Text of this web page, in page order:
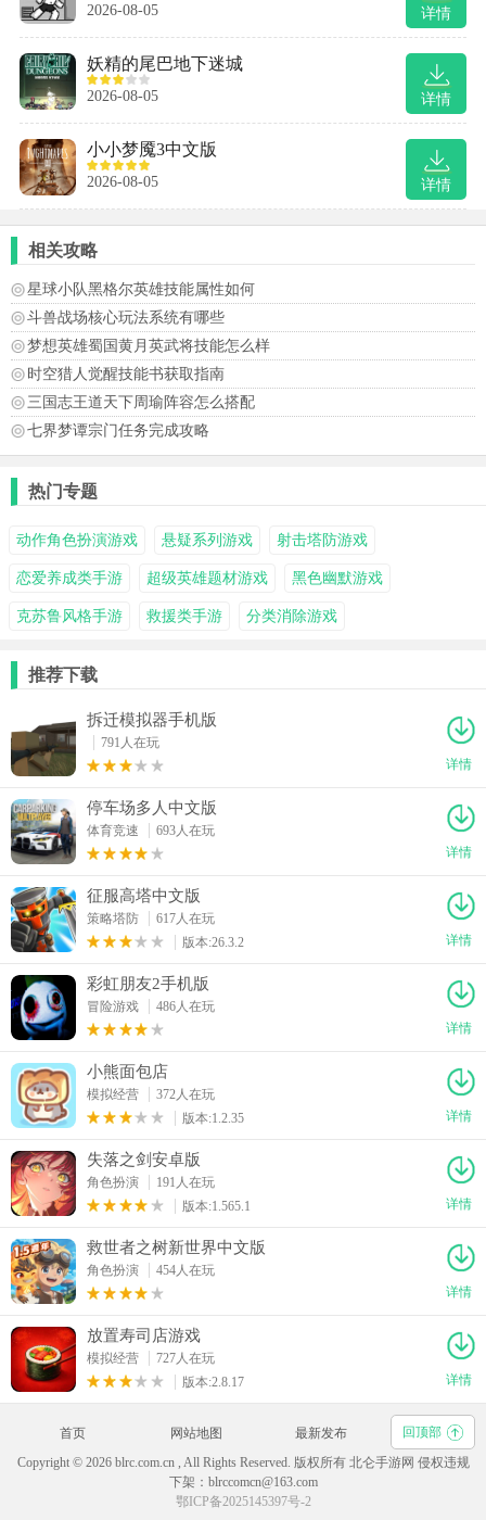
详情
2026-08-05
详情
妖精的尾巴地下迷城
2026-08-05
详情
小小梦魇3中文版
2026-08-05
相关攻略
星球小队黑格尔英雄技能属性如何
斗兽战场核心玩法系统有哪些
梦想英雄蜀国黄月英武将技能怎么样
时空猎人觉醒技能书获取指南
三国志王道天下周瑜阵容怎么搭配
七界梦谭宗门任务完成攻略
热门专题
动作角色扮演游戏 悬疑系列游戏 射击塔防游戏
恋爱养成类手游 超级英雄题材游戏 黑色幽默游戏
克苏鲁风格手游 救援类手游 分类消除游戏
推荐下载
拆迁模拟器手机版
791人在玩
详情
停车场多人中文版
体育竞速
693人在玩
详情
征服高塔中文版
策略塔防
617人在玩
版本:26.3.2
详情
彩虹朋友2手机版
冒险游戏
486人在玩
详情
小熊面包店
模拟经营
372人在玩
版本:1.2.35
详情
失落之剑安卓版
角色扮演
191人在玩
版本:1.565.1
详情
救世者之树新世界中文版
角色扮演
454人在玩
详情
放置寿司店游戏
模拟经营
727人在玩
版本:2.8.17
详情
首页 网站地图 最新发布
回顶部
Copyright © 2026 blrc.com.cn , All Rights Reserved. 版权所有 北仑手游网 侵权违规
下架：blrccomcn@163.com
鄂ICP备2025145397号-2